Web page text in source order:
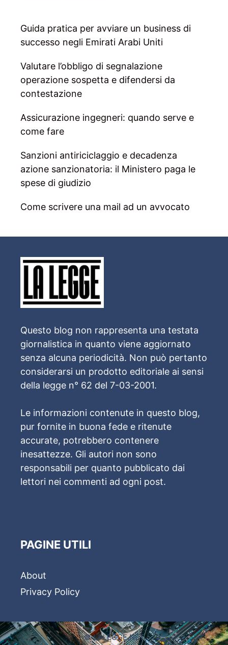
Guida pratica per avviare un business di
successo negli Emirati Arabi Uniti
Valutare l’obbligo di segnalazione
operazione sospetta e difendersi da
contestazione
Assicurazione ingegneri: quando serve e
come fare
Sanzioni antiriciclaggio e decadenza
azione sanzionatoria: il Ministero paga le
spese di giudizio
Come scrivere una mail ad un avvocato
Questo blog non rappresenta una testata
giornalistica in quanto viene aggiornato
senza alcuna periodicità. Non può pertanto
considerarsi un prodotto editoriale ai sensi
della legge n° 62 del 7-03-2001.
Le informazioni contenute in questo blog,
pur fornite in buona fede e ritenute
accurate, potrebbero contenere
inesattezze. Gli autori non sono
responsabili per quanto pubblicato dai
lettori nei commenti ad ogni post.
PAGINE UTILI
About
Privacy Policy
© LALEGGE.NET